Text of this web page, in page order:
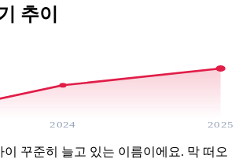
추이
2024 2025
이 꾸준히 늘고 있는 이름이에요. 막 떠오